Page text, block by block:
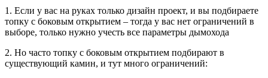
1. Если у вас на руках только дизайн проект, и вы подбираете
топку с боковым открытием – тогда у вас нет ограничений в
выборе, только нужно учесть все параметры дымохода
2. Но часто топку с боковым открытием подбирают в
существующий камин, и тут много ограничений: